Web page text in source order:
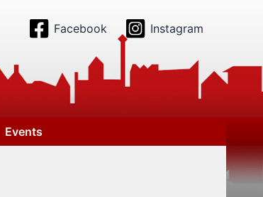
Facebook Instagram
Events